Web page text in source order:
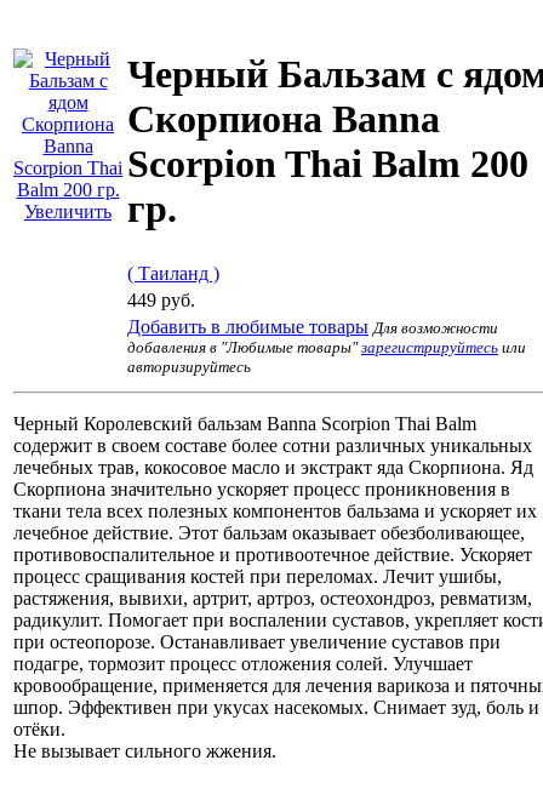
Увеличить
Черный Бальзам с
Скорпиона Banna
Scorpion Thai Balm 200
гр.
( Таиланд )
449 руб.
Добавить в любимые товары Для возможности
добавления в "Любимые товары"зарегистрируйтесь или
авторизируйтесь
Черный Королевский бальзам Banna Scorpion Thai Balm
содержит в своем составе более сотни различных уникальных
лечебных трав, кокосовое масло и экстракт яда Скорпиона. Яд
Скорпиона значительно ускоряет процесс проникновения в
ткани тела всех полезных компонентов бальзама и ускоряет их
лечебное действие. Этот бальзам оказывает обезболивающее,
противовоспалительное и противоотечное действие. Ускоряет
процесс сращивания костей при переломах. Лечит ушибы,
растяжения, вывихи, артрит, артроз, остеохондроз, ревматизм,
радикулит. Помогает при воспалении суставов, укрепляет
при остеопорозе. Останавливает увеличение суставов при
подагре, тормозит процесс отложения солей. Улучшает
кровообращение, применяется для лечения варикоза и
шпор. Эффективен при укусах насекомых. Снимает зуд, боль и
отёки.
Не вызывает сильного жжения.